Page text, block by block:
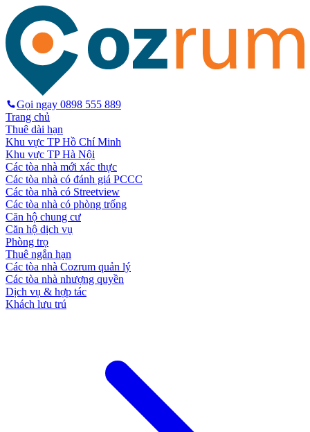
Gọi ngay 0898 555 889
Trang chủ
Thuê dài hạn
Khu vực TP Hồ Chí Minh
Khu vực TP Hà Nội
Các tòa nhà mới xác thực
Các tòa nhà có đánh giá PCCC
Các tòa nhà có Streetview
Các tòa nhà có phòng trống
Căn hộ chung cư
Căn hộ dịch vụ
Phòng trọ
Thuê ngắn hạn
Các tòa nhà Cozrum quản lý
Các tòa nhà nhượng quyền
Dịch vụ & hợp tác
Khách lưu trú